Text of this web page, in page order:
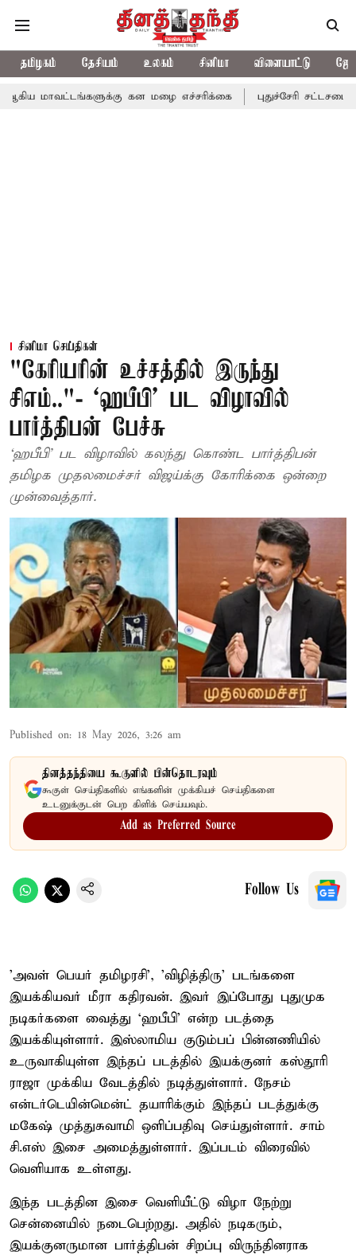
தமிழகம் தேசியம் உலகம் சினிமா விளையாட்டு
கன மழை எச்சரிக்கை புதுச்சேரி சட்டசபையில் வரும்
சினிமா செய்திகள்
"கேரியரின் உச்சத்தில் இருந்து
சிஎம்.."- ‘ஹபீபி' பட விழாவில்
பார்த்திபன் பேச்சு
‘ஹபீபி' பட விழாவில் கலந்து கொண்ட பார்த்திபன்
தமிழக முதலமைச்சர் விஜய்க்கு கோரிக்கை ஒன்றை
முன்வைத்தார்.
Published on: 18 May 2026, 3:26 am
தினத்தந்தியை கூகுளில் பின்தொடரவும்
கூகுள் செய்திகளில் எங்களின் முக்கியச் செய்திகளை
உடனுக்குடன் பெற கிளிக் செய்யவும்.
Add as Preferred Source
Follow Us
'அவள் பெயர் தமிழரசி', 'விழித்திரு' படங்களை
இயக்கியவர் மீரா கதிரவன். இவர் இப்போது புதுமுக
நடிகர்களை வைத்து ‘ஹபீபி' என்ற படத்தை
இயக்கியுள்ளார். இஸ்லாமிய குடும்பப் பின்னணியில்
உருவாகியுள்ள இந்தப் படத்தில் இயக்குனர் கஸ்தூரி
ராஜா முக்கிய வேடத்தில் நடித்துள்ளார். நேசம்
என்டர்டெயின்மென்ட் தயாரிக்கும் இந்தப் படத்துக்கு
மகேஷ் முத்துசுவாமி ஒளிப்பதிவு செய்துள்ளார். சாம்
சி.எஸ் இசை அமைத்துள்ளார். இப்படம் விரைவில்
வெளியாக உள்ளது.
இந்த படத்தின இசை வெளியீட்டு விழா நேற்று
சென்னையில் நடைபெற்றது. அதில் நடிகரும்,
இயக்குனருமான பார்த்திபன் சிறப்பு விருந்தினராக